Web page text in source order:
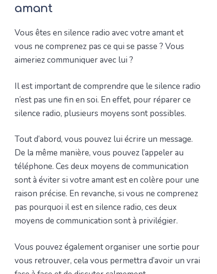
amant
Vous êtes en silence radio avec votre amant et
vous ne comprenez pas ce qui se passe ? Vous
aimeriez communiquer avec lui ?
Il est important de comprendre que le silence radio
n’est pas une fin en soi. En effet, pour réparer ce
silence radio, plusieurs moyens sont possibles.
Tout d’abord, vous pouvez lui écrire un message.
De la même manière, vous pouvez l’appeler au
téléphone. Ces deux moyens de communication
sont à éviter si votre amant est en colère pour une
raison précise. En revanche, si vous ne comprenez
pas pourquoi il est en silence radio, ces deux
moyens de communication sont à privilégier.
Vous pouvez également organiser une sortie pour
vous retrouver, cela vous permettra d’avoir un vrai